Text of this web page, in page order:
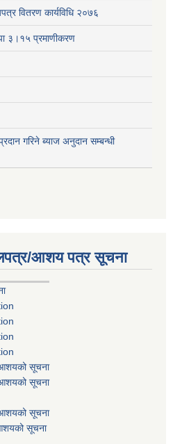
वितरण कार्यविधि २०७६
३।१५ प्रमाणीकरण
गरिने ब्याज अनुदान सम्बन्धी
आशय पत्र सूचना
आशयको सूचना
आशयको सूचना
आशयको सूचना
सूचना